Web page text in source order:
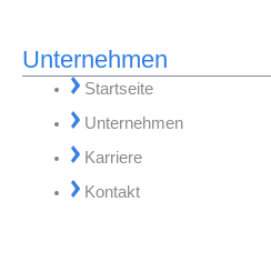
Unternehmen
Startseite
Unternehmen
Karriere
Kontakt